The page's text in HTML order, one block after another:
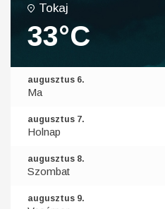
Tokaj
33°C
augusztus 6.
Ma
augusztus 7.
Holnap
augusztus 8.
Szombat
augusztus 9.